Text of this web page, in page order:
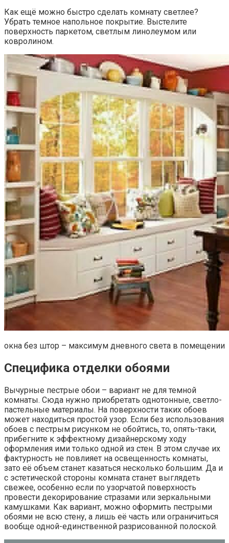
Как ещё можно быстро сделать комнату светлее?
Убрать темное напольное покрытие. Выстелите
поверхность паркетом, светлым линолеумом или
ковролином.
окна без штор – максимум дневного света в помещении
Специфика отделки обоями
Вычурные пестрые обои – вариант не для темной
комнаты. Сюда нужно приобретать однотонные, светло-
пастельные материалы. На поверхности таких обоев
может находиться простой узор. Если без использования
обоев с пестрым рисунком не обойтись, то, опять-таки,
прибегните к эффектному дизайнерскому ходу
оформления ими только одной из стен. В этом случае их
фактурность не повлияет на освещенность комнаты,
зато её объем станет казаться несколько большим. Да и
с эстетической стороны комната станет выглядеть
свежее, особенно если по узорчатой поверхность
провести декорирование стразами или зеркальными
камушками. Как вариант, можно оформить пестрыми
обоями не всю стену, а лишь её часть или ограничиться
вообще одной-единственной разрисованной полоской.